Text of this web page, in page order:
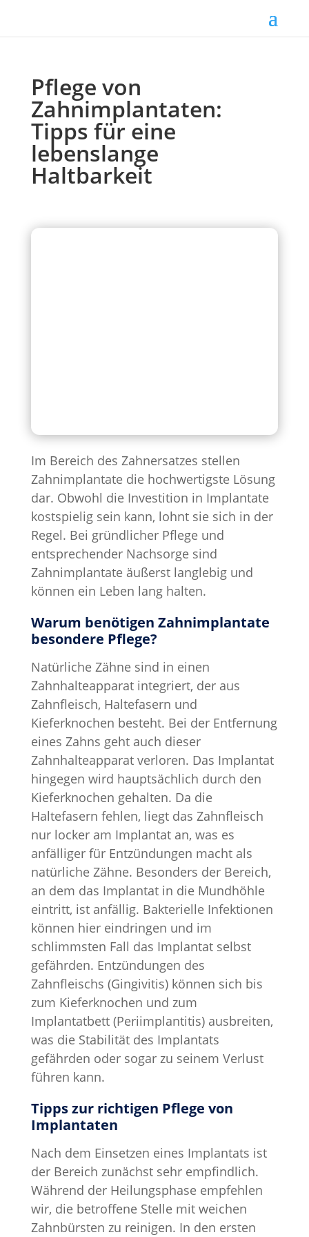
Pflege von
Zahnimplantaten:
Tipps für eine
lebenslange
Haltbarkeit
Im Bereich des Zahnersatzes stellen
Zahnimplantate die hochwertigste Lösung
dar. Obwohl die Investition in Implantate
kostspielig sein kann, lohnt sie sich in der
Regel. Bei gründlicher Pflege und
entsprechender Nachsorge sind
Zahnimplantate äußerst langlebig und
können ein Leben lang halten.
Warum benötigen Zahnimplantate
besondere Pflege?
Natürliche Zähne sind in einen
Zahnhalteapparat integriert, der aus
Zahnfleisch, Haltefasern und
Kieferknochen besteht. Bei der Entfernung
eines Zahns geht auch dieser
Zahnhalteapparat verloren. Das Implantat
hingegen wird hauptsächlich durch den
Kieferknochen gehalten. Da die
Haltefasern fehlen, liegt das Zahnfleisch
nur locker am Implantat an, was es
anfälliger für Entzündungen macht als
natürliche Zähne. Besonders der Bereich,
an dem das Implantat in die Mundhöhle
eintritt, ist anfällig. Bakterielle Infektionen
können hier eindringen und im
schlimmsten Fall das Implantat selbst
gefährden. Entzündungen des
Zahnfleischs (Gingivitis) können sich bis
zum Kieferknochen und zum
Implantatbett (Periimplantitis) ausbreiten,
was die Stabilität des Implantats
gefährden oder sogar zu seinem Verlust
führen kann.
Tipps zur richtigen Pflege von
Implantaten
Nach dem Einsetzen eines Implantats ist
der Bereich zunächst sehr empfindlich.
Während der Heilungsphase empfehlen
wir, die betroffene Stelle mit weichen
Zahnbürsten zu reinigen. In den ersten